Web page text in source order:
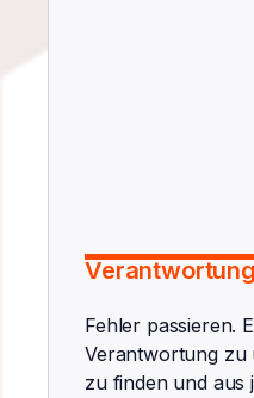
Fehler passieren.
Verantwortung zu
zu finden und aus